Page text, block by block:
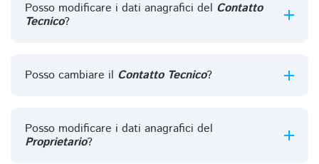
Posso modificare i dati anagrafici del Contatto
Tecnico?
Posso cambiare il Contatto Tecnico?
Posso modificare i dati anagrafici del
Proprietario?